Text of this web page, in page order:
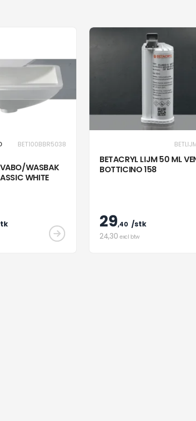
BET100BBR5038
WASBAK
WHITE
BETACRYL LIJM 50 ML
BOTTICINO 158
29,40 /stk
24,30 excl btw